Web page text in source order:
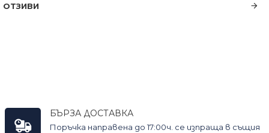
ОТЗИВИ
БЪРЗА ДОСТАВКА
Поръчка направена до 17:00ч. се изпраща в същия